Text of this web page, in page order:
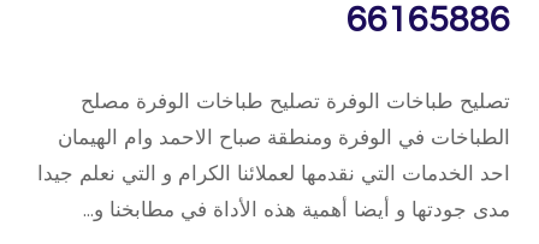
66165886
repaircookers
تصليح طباخات الوفرة تصليح طباخات الوفرة مصلح
الطباخات في الوفرة ومنطقة صباح الاحمد وام الهيمان
احد الخدمات التي نقدمها لعملائنا الكرام و التي نعلم جيدا
مدى جودتها و أيضا أهمية هذه الأداة في مطابخنا و…